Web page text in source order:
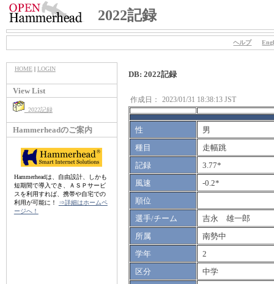
2022記録
ヘルプ
HOME| LOGIN
View List
2022記録
Hammerheadのご案内
Hammerheadは、自由設計、しかも
短期間で導入でき、ＡＳＰサービ
スを利用すれば、携帯や自宅での
利用が可能に！
⇒詳細はホームペ
ージへ！
DB: 2022記録
作成日： 2023/01/31 18:38:13 JST
性
男
種目
走幅跳
記録
3.77*
風速
-0.2*
順位
選手/チーム
吉永 雄一郎
所属
南勢中
学年
2
区分
中学